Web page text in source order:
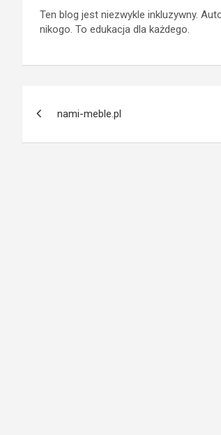
Ten blog jest niezwykle inkluzywny.
nikogo. To edukacja dla każdego.
nami-meble.pl